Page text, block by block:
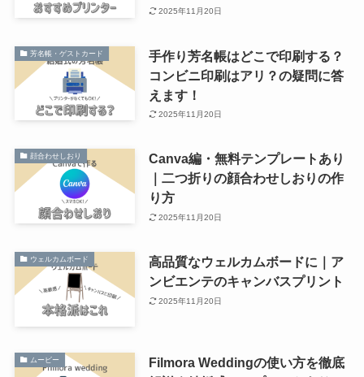
2025年11月20日
芳名帳・ゲストカード
手作り芳名帳はどこで印刷する？
コンビニ印刷はアリ？の疑問に答
えます！
2025年11月20日
顔合わせしおり
Canva編・無料テンプレートあり
｜二つ折りの顔合わせしおりの作
り方
2025年11月20日
ウェルカムボード
高品質なウェルカムボードに｜ア
ンビエンテのキャンバスプリント
2025年11月20日
ムービー
Filmora Weddingの使い方を徹底